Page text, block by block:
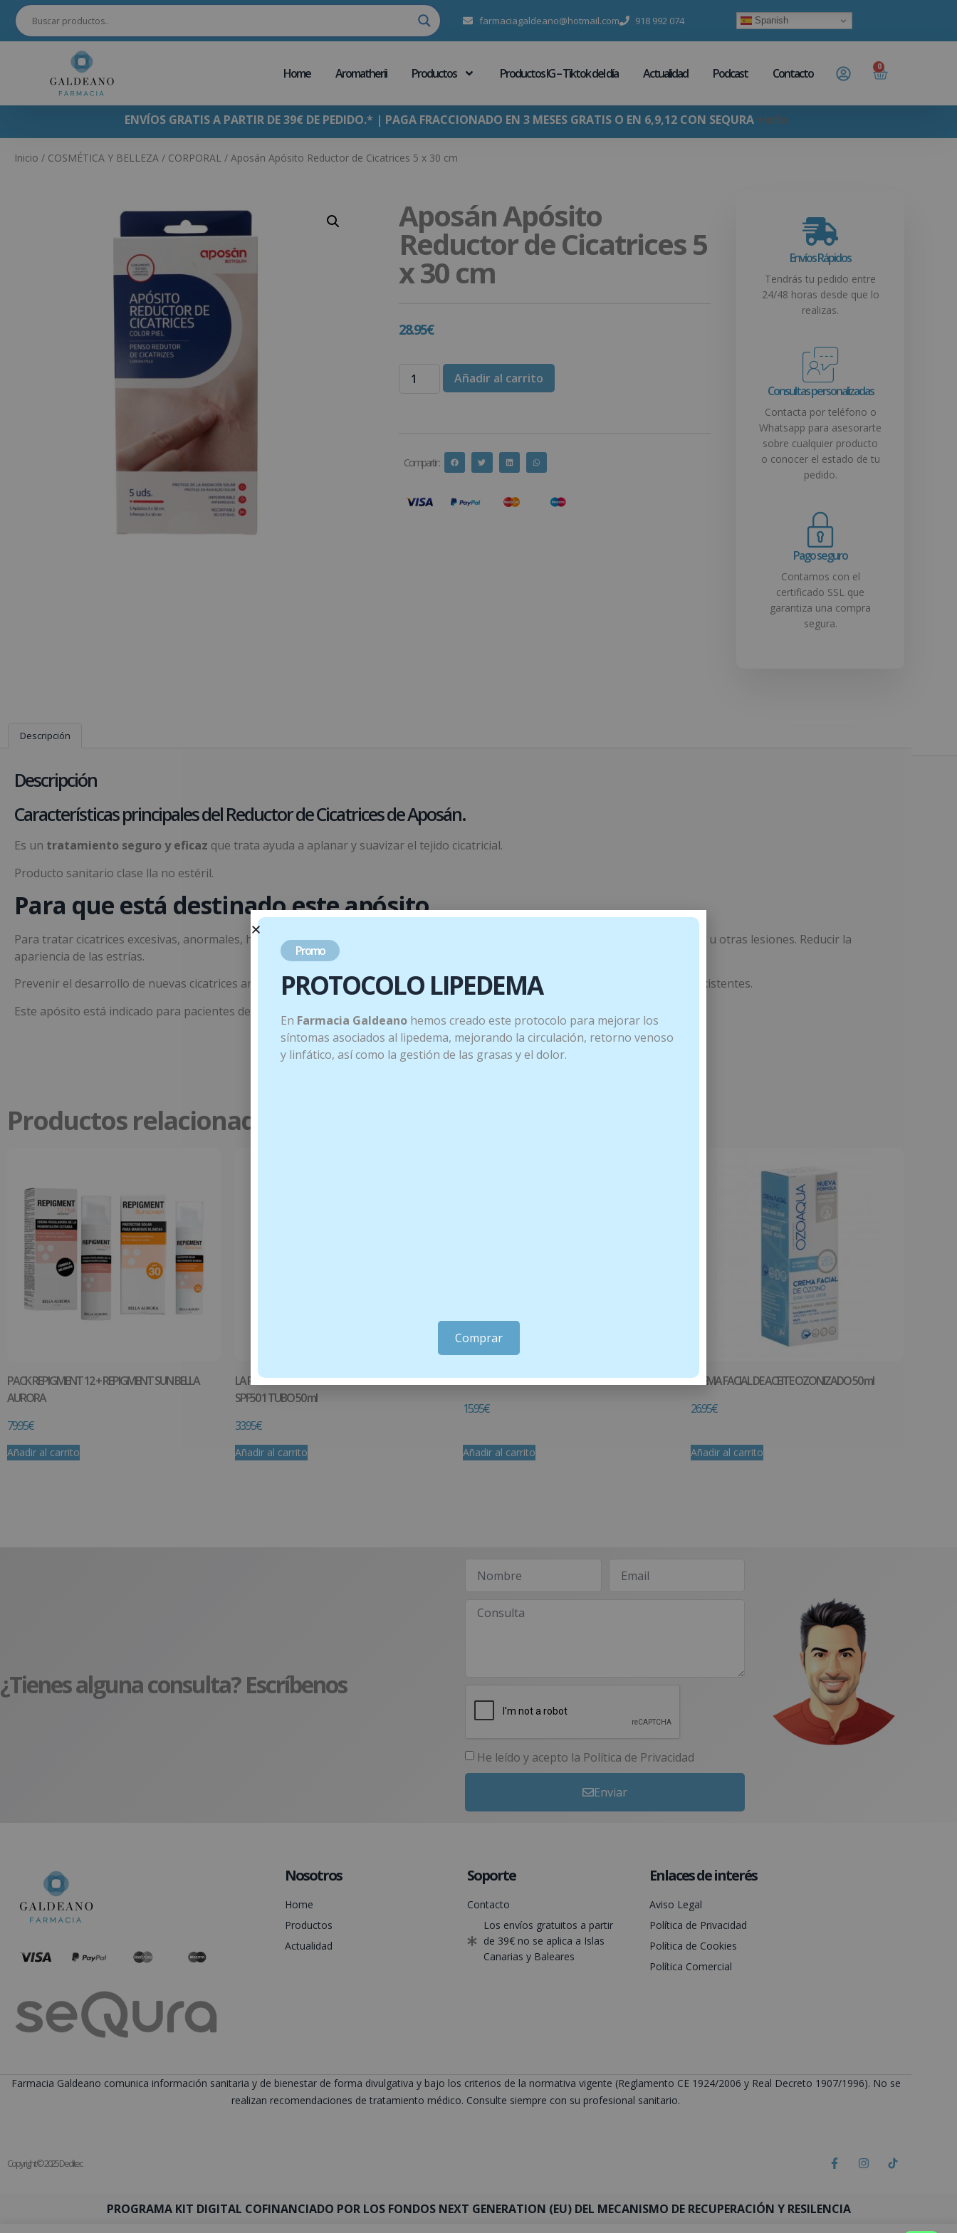
farmaciagaldeano@hotmail.com 918 992 074 Spanish
Home Aromatherii Productos Productos IG – Tiktok del día Actualidad Podcast Contacto 0
ENVÍOS GRATIS A PARTIR DE 39€ DE PEDIDO.* | PAGA FRACCIONADO EN 3 MESES GRATIS O EN 6,9,12 CON SEQURA +info
Inicio / COSMÉTICA Y BELLEZA / CORPORAL / Aposán Apósito Reductor de Cicatrices 5 x 30 cm
Aposán Apósito
Reductor de Cicatrices 5
x 30 cm
28.95€
Añadir al carrito
Compartir :
Envíos Rápidos
Tendrás tu pedido entre
24/48 horas desde que lo
realizas.
Consultas personalizadas
Contacta por teléfono o
Whatsapp para asesorarte
sobre cualquier producto
o conocer el estado de tu
pedido.
Pago seguro
Contamos con el
certificado SSL que
garantiza una compra
segura.
Descripción
Descripción
Características principales del Reductor de Cicatrices de Aposán.
Es un tratamiento seguro y eficaz que trata ayuda a aplanar y suavizar el tejido cicatricial.
Producto sanitario clase lla no estéril.
Para que está destinado este apósito.
Para tratar cicatrices excesivas, anormales, hipertróficas o queloides resultantes de cirugías, acné, accidentes, cortes, quemaduras u otras lesiones. Reducir la
apariencia de las estrías.
Prevenir el desarrollo de nuevas cicatrices anormales, a la vez que disminuye la picazón y el dolor en el tratamiento de cicatrices existentes.
Este apósito está indicado para pacientes de todas las edades
Productos relacionados
PACK REPIGMENT 12 + REPIGMENT SUN BELLA
AURORA
79.95€
Añadir al carrito
LA ROCHE POSAY ANTHELIOS AGE CORRECT
SPF50 1 TUBO 50 ml
33.95€
Añadir al carrito
Skin Food 75 ml
15.95€
Añadir al carrito
CREMA FACIAL DE ACEITE OZONIZADO 50 ml
26.95€
Añadir al carrito
¿Tienes alguna consulta? Escríbenos
He leído y acepto la Política de Privacidad
Enviar
Nosotros
Home
Productos
Actualidad
Soporte
Contacto
Los envíos gratuitos a partir
de 39€ no se aplica a Islas
Canarias y Baleares
Enlaces de interés
Aviso Legal
Política de Privacidad
Política de Cookies
Política Comercial
Farmacia Galdeano comunica información sanitaria y de bienestar de forma divulgativa y bajo los criterios de la normativa vigente (Reglamento CE 1924/2006 y Real Decreto 1907/1996). No se
realizan recomendaciones de tratamiento médico. Consulte siempre con su profesional sanitario.
Copyright © 2025 Deditec
PROGRAMA KIT DIGITAL COFINANCIADO POR LOS FONDOS NEXT GENERATION (EU) DEL MECANISMO DE RECUPERACIÓN Y RESILENCIA
Promo
PROTOCOLO LIPEDEMA
En Farmacia Galdeano hemos creado este protocolo para mejorar los
síntomas asociados al lipedema, mejorando la circulación, retorno venoso
y linfático, así como la gestión de las grasas y el dolor.
Comprar